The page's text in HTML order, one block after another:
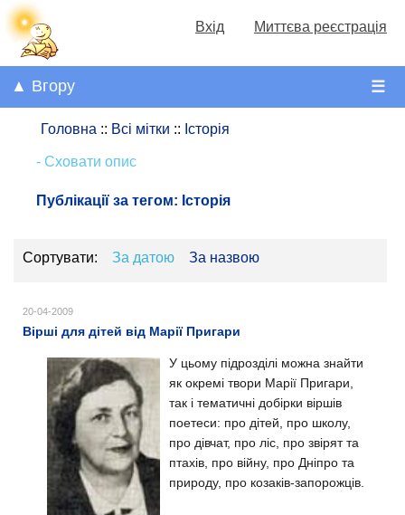
Вхід Миттєва реєстрація
☰
▲ Вгору
Головна :: Всі мітки :: Історія
- Сховати опис
Публікації за тегом: Історія
Сортувати: За датою За назвою
20-04-2009
Вірші для дітей від Марії Пригари
У цьому підрозділі можна знайти
як окремі твори Марії Пригари,
так і тематичні добірки віршів
поетеси: про дітей, про школу,
про дівчат, про ліс, про звірят та
птахів, про війну, про Дніпро та
природу, про козаків-запорожців.